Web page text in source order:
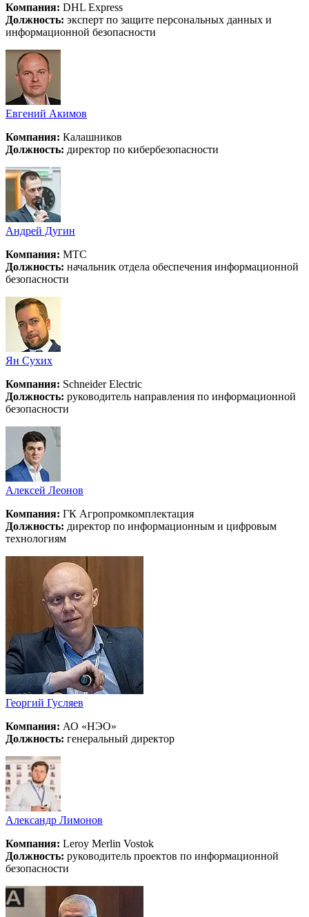
Компания: DHL Express
Должность: эксперт по защите персональных данных и
информационной безопасности
Евгений Акимов
Компания: Калашников
Должность: директор по кибербезопасности
Андрей Дугин
Компания: МТС
Должность: начальник отдела обеспечения информационной
безопасности
Ян Сухих
Компания: Schneider Electric
Должность: руководитель направления по информационной
безопасности
Алексей Леонов
Компания: ГК Агропромкомплектация
Должность: директор по информационным и цифровым
технологиям
Георгий Гусляев
Компания: АО «НЭО»
Должность: генеральный директор
Александр Лимонов
Компания: Leroy Merlin Vostok
Должность: руководитель проектов по информационной
безопасности